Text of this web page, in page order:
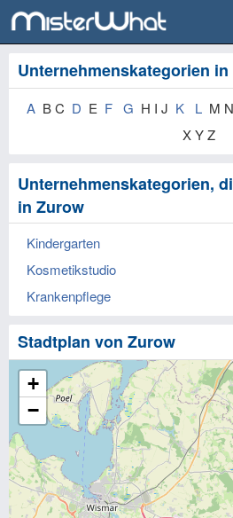
Unternehmenskategorien
A B C D E F G H I J K L M N
X Y Z
Unternehmenskategorien,
in Zurow
Kindergarten
Kosmetikstudio
Krankenpflege
Stadtplan von Zurow
+
−